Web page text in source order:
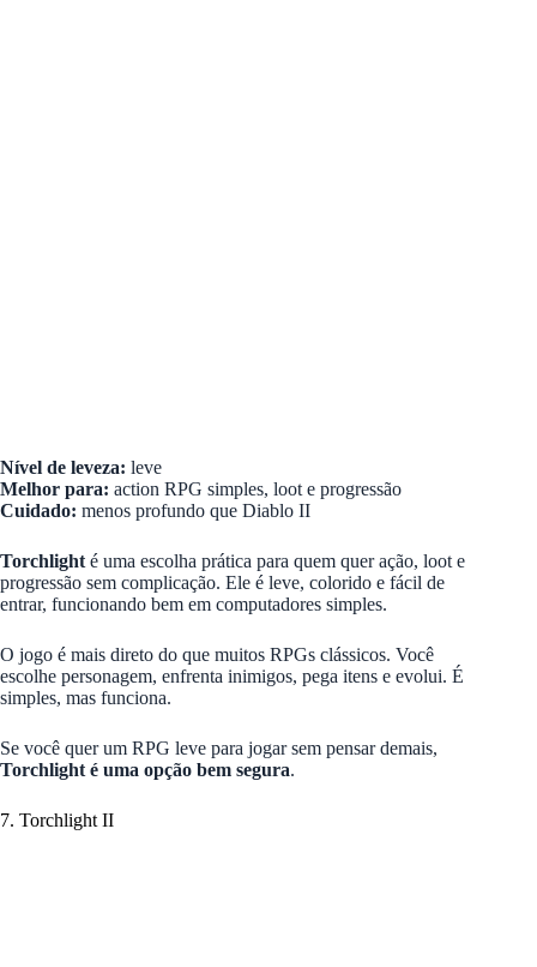
Nível de leveza: leve
Melhor para: action RPG simples, loot e progressão
Cuidado: menos profundo que Diablo II
Torchlight é uma escolha prática para quem quer ação, loot e
progressão sem complicação. Ele é leve, colorido e fácil de
entrar, funcionando bem em computadores simples.
O jogo é mais direto do que muitos RPGs clássicos. Você
escolhe personagem, enfrenta inimigos, pega itens e evolui. É
simples, mas funciona.
Se você quer um RPG leve para jogar sem pensar demais,
Torchlight é uma opção bem segura.
7. Torchlight II